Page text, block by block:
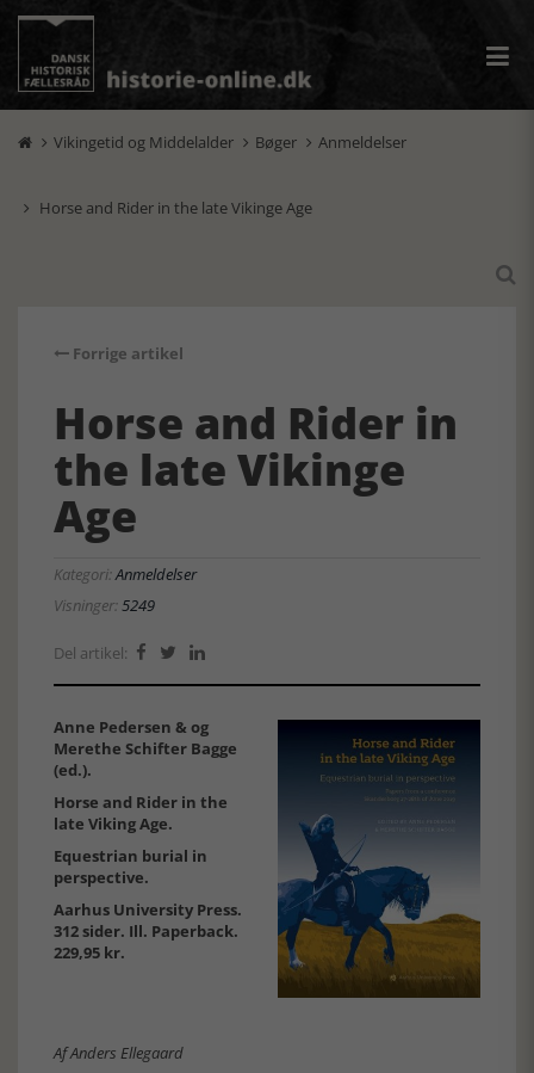
 Vikingetid og Middelalder  Bøger  Anmeldelser
 Horse and Rider in the late Vikinge Age

Forrige artikel
Horse and Rider in
the late Vikinge
Age
Kategori:Anmeldelser
Visninger:5249
Del artikel:   
Anne Pedersen & og
Merethe Schifter Bagge
(ed.).
Horse and Rider in the
late Viking Age.
Equestrian burial in
perspective.
Aarhus University Press.
312 sider. Ill. Paperback.
229,95 kr.
Af Anders Ellegaard